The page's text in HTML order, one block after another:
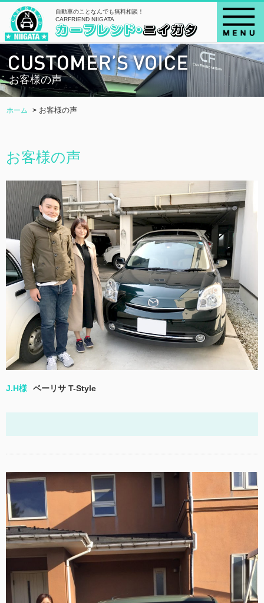
自動車のことなんでも無料相談！
CARFRIEND NIIGATA
お客様の声
ホーム お客様の声
お客様の声
J.H様 ベーリサ T-Style